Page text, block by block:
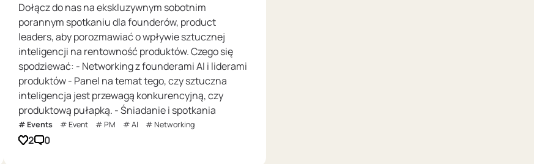
Dołącz do nas na ekskluzywnym sobotnim
porannym spotkaniu dla founderów, product
leaders, aby porozmawiać o wpływie sztucznej
inteligencji na rentowność produktów. Czego się
spodziewać: - Networking z founderami AI i liderami
produktów - Panel na temat tego, czy sztuczna
inteligencja jest przewagą konkurencyjną, czy
produktową pułapką. - Śniadanie i spotkania
Events Event PM AI Networking
2 0